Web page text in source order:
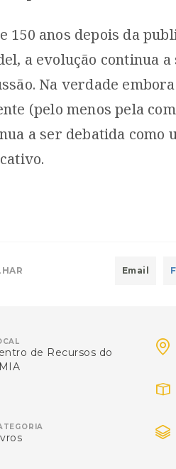
futuro para o Planeta
Paul Valois, France Jutras
Local:
[Livros]
linhagens e
99098-7-9
butterflies of Britain
150 anos depois da
a evolução continua
Na verdade
(pelo menos pela
a ser debatida como
Email
de Recursos do


